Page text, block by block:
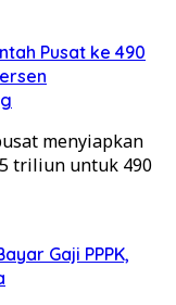
Pusat ke 490
menyiapkan
triliun untuk 490
Gaji PPPK,